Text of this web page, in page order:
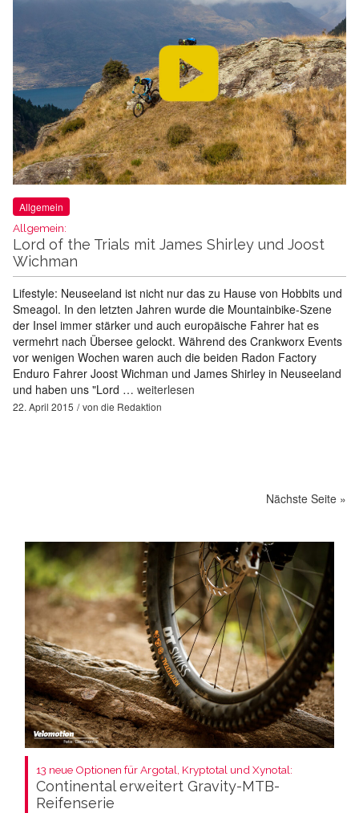
Allgemein
Allgemein:
Lord of the Trials mit James Shirley und Joost
Wichman
Lifestyle: Neuseeland ist nicht nur das zu Hause von Hobbits und
Smeagol. In den letzten Jahren wurde die Mountainbike-Szene
der Insel immer stärker und auch europäische Fahrer hat es
vermehrt nach Übersee gelockt. Während des Crankworx Events
vor wenigen Wochen waren auch die beiden Radon Factory
Enduro Fahrer Joost Wichman und James Shirley in Neuseeland
und haben uns "Lord … weiterlesen
22. April 2015 von die Redaktion
Nächste Seite »
13 neue Optionen für Argotal, Kryptotal und Xynotal:
Continental erweitert Gravity-MTB-
Reifenserie